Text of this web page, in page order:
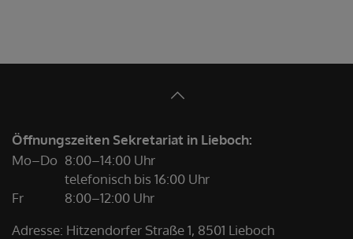
Öffnungszeiten Sekretariat in Lieboch:
Mo–Do 8:00–14:00 Uhr
telefonisch bis 16:00 Uhr
Fr
8:00–12:00 Uhr
Adresse: Hitzendorfer Straße 1, 8501 Lieboch